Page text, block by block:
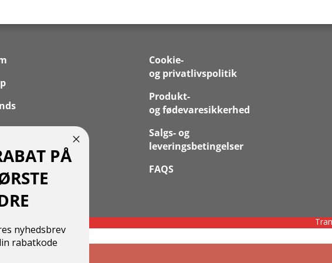
Konto
Cookie-
og privatlivspolitik
Produkt-
og fødevaresikkerhed
Salgs- og
leveringsbetingelser
FAQS
PÅ
nyhedsbrev
rabatkode